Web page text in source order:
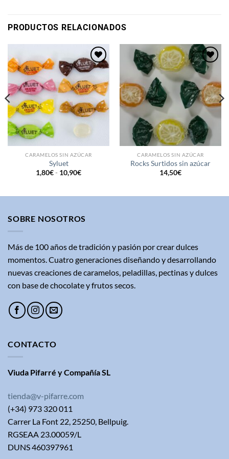
PRODUCTOS RELACIONADOS
Añadir
lista de
deseos
CARAMELOS SIN AZÚCAR
Syluet
1,80€- 10,90€Rango
1,80€
Añadir
a la
lista de
deseos
CARAMELOS SIN AZÚCAR
Rocks Surtidos sin azúcar
14,50€
SOBRE NOSOTROS
Más de 100 años de tradición y pasión por crear dulces
momentos. Cuatro generaciones diseñando y desarrollando
nuevas creaciones de caramelos, peladillas, pectinas y dulces
con base de chocolate y frutos secos.
CONTACTO
Viuda Pifarré y Compañía SL
tienda@v-pifarre.com
(+34) 973 320 011
Carrer La Font 22, 25250, Bellpuig.
RGSEAA 23.00059/L
DUNS 460397961